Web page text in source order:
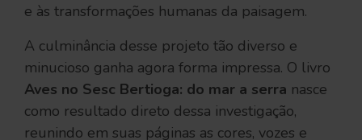
e às transformações humanas da paisagem.
A culminância desse projeto tão diverso e
minucioso ganha agora forma impressa. O livro
Aves no Sesc Bertioga: do mar a serra nasce
como resultado direto dessa investigação,
reunindo em suas páginas as cores, vozes e